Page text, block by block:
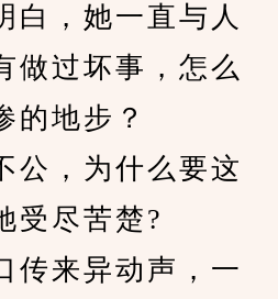
，她一直与人
做过坏事，怎么
的地步？
，为什么要这
受尽苦楚?
来异动声，一